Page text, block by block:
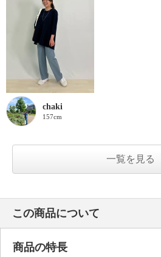
chaki
157cm
一覧を見る
この商品について
商品の特長